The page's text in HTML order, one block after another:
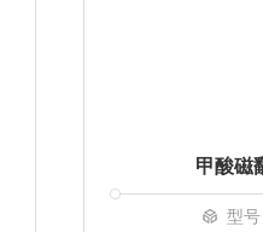
甲酸磁
型